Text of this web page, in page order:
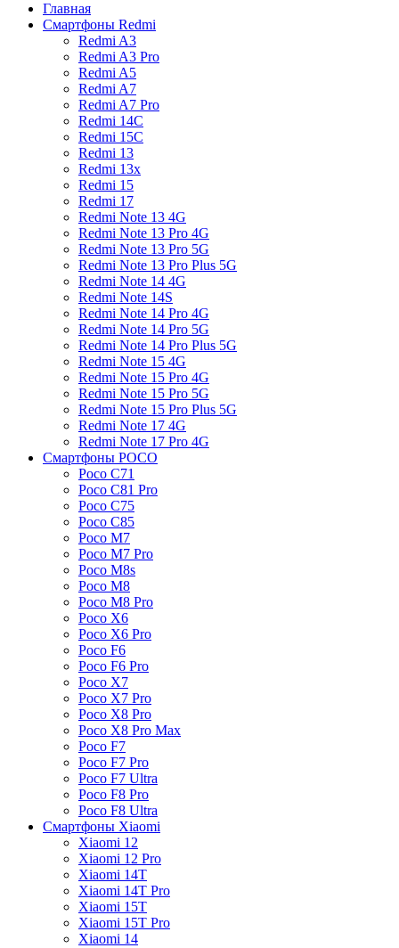
Главная
Смартфоны Redmi
Redmi A3
Redmi A3 Pro
Redmi A5
Redmi A7
Redmi A7 Pro
Redmi 14C
Redmi 15C
Redmi 13
Redmi 13x
Redmi 15
Redmi 17
Redmi Note 13 4G
Redmi Note 13 Pro 4G
Redmi Note 13 Pro 5G
Redmi Note 13 Pro Plus 5G
Redmi Note 14 4G
Redmi Note 14S
Redmi Note 14 Pro 4G
Redmi Note 14 Pro 5G
Redmi Note 14 Pro Plus 5G
Redmi Note 15 4G
Redmi Note 15 Pro 4G
Redmi Note 15 Pro 5G
Redmi Note 15 Pro Plus 5G
Redmi Note 17 4G
Redmi Note 17 Pro 4G
Смартфоны POCO
Poco C71
Poco C81 Pro
Poco C75
Poco C85
Poco M7
Poco M7 Pro
Poco M8s
Poco M8
Poco M8 Pro
Poco X6
Poco X6 Pro
Poco F6
Poco F6 Pro
Poco X7
Poco X7 Pro
Poco X8 Pro
Poco X8 Pro Max
Poco F7
Poco F7 Pro
Poco F7 Ultra
Poco F8 Pro
Poco F8 Ultra
Смартфоны Xiaomi
Xiaomi 12
Xiaomi 12 Pro
Xiaomi 14T
Xiaomi 14T Pro
Xiaomi 15T
Xiaomi 15T Pro
Xiaomi 14